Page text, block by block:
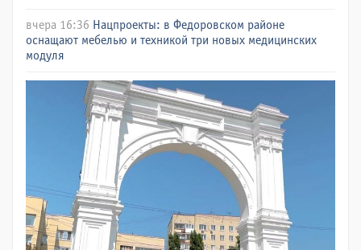
вчера 16:36 Нацпроекты: в Федоровском районе
оснащают мебелью и техникой три новых медицинских
модуля